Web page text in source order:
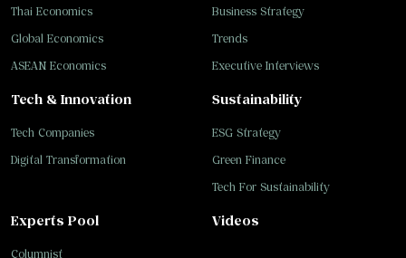
Business Strategy
Trends
Executive Interviews
Tech & Innovation
Tech Companies
Digital Transformation
Sustainability
ESG Strategy
Green Finance
Tech For Sustainability
Thai Economics
Global Economics
ASEAN Economics
Experts Pool
Columnist
Videos